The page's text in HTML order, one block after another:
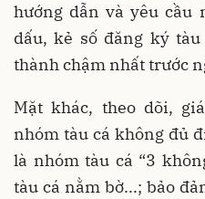
hướng dẫn và yêu cầu
dấu, kẻ số đăng ký
thành chậm nhất trước
Mặt khác, theo dõi,
nhóm tàu cá không đủ
là nhóm tàu cá “3
tàu cá nằm bờ...; bảo